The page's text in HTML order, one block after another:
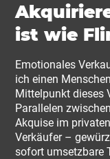
ist wie
Emotionales
ich einen
Mittelpunkt dieses
Parallelen
Akquise im
Verkäufer –
sofort umsetzbare